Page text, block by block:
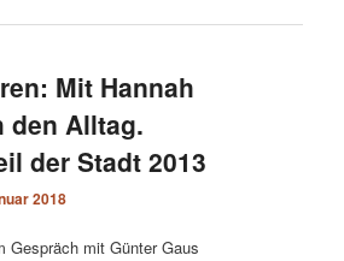
Mit Hannah
den Alltag.
der Stadt 2013
2018
Gespräch mit Günter Gaus